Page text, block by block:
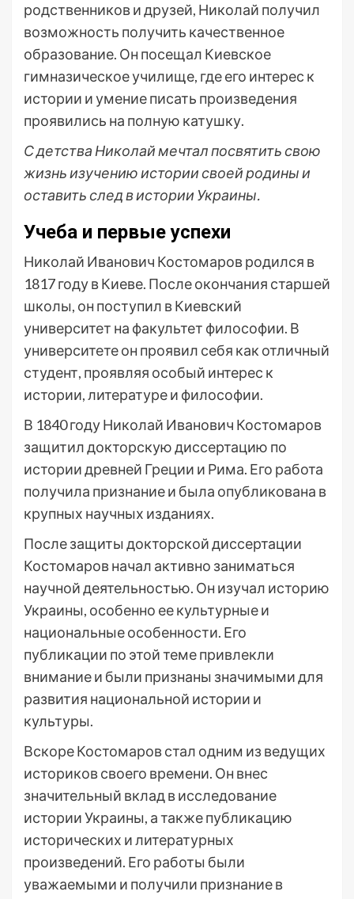
родственников и друзей, Николай получил
возможность получить качественное
образование. Он посещал Киевское
гимназическое училище, где его интерес к
истории и умение писать произведения
проявились на полную катушку.
С детства Николай мечтал посвятить свою
жизнь изучению истории своей родины и
оставить след в истории Украины.
Учеба и первые успехи
Николай Иванович Костомаров родился в
1817 году в Киеве. После окончания старшей
школы, он поступил в Киевский
университет на факультет философии. В
университете он проявил себя как отличный
студент, проявляя особый интерес к
истории, литературе и философии.
В 1840 году Николай Иванович Костомаров
защитил докторскую диссертацию по
истории древней Греции и Рима. Его работа
получила признание и была опубликована в
крупных научных изданиях.
После защиты докторской диссертации
Костомаров начал активно заниматься
научной деятельностью. Он изучал историю
Украины, особенно ее культурные и
национальные особенности. Его
публикации по этой теме привлекли
внимание и были признаны значимыми для
развития национальной истории и
культуры.
Вскоре Костомаров стал одним из ведущих
историков своего времени. Он внес
значительный вклад в исследование
истории Украины, а также публикацию
исторических и литературных
произведений. Его работы были
уважаемыми и получили признание в